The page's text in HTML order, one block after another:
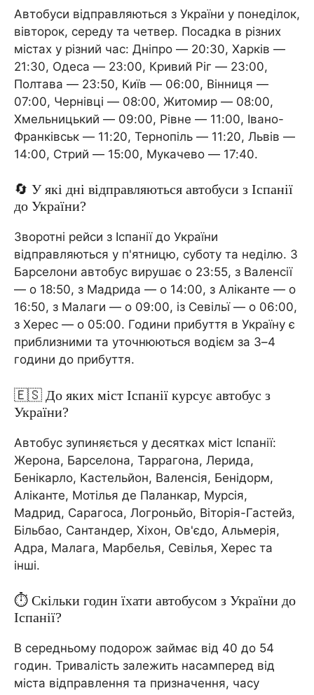
Автобуси відправляються з України у понеділок,
вівторок, середу та четвер. Посадка в різних
містах у різний час: Дніпро — 20:30, Харків —
21:30, Одеса — 23:00, Кривий Ріг — 23:00,
Полтава — 23:50, Київ — 06:00, Вінниця —
07:00, Чернівці — 08:00, Житомир — 08:00,
Хмельницький — 09:00, Рівне — 11:00, Івано-
Франківськ — 11:20, Тернопіль — 11:20, Львів —
14:00, Стрий — 15:00, Мукачево — 17:40.
🔄 У які дні відправляються автобуси з Іспанії
до України?
Зворотні рейси з Іспанії до України
відправляються у п'ятницю, суботу та неділю. З
Барселони автобус вирушає о 23:55, з Валенсії
— о 18:50, з Мадрида — о 14:00, з Аліканте — о
16:50, з Малаги — о 09:00, із Севільї — о 06:00,
з Херес — о 05:00. Години прибуття в Україну є
приблизними та уточнюються водієм за 3–4
години до прибуття.
🇪🇸 До яких міст Іспанії курсує автобус з
України?
Автобус зупиняється у десятках міст Іспанії:
Жерона, Барселона, Таррагона, Лерида,
Бенікарло, Кастельйон, Валенсія, Бенідорм,
Аліканте, Мотілья де Паланкар, Мурсія,
Мадрид, Сарагоса, Логроньйо, Віторія-Гастейз,
Більбао, Сантандер, Хіхон, Ов'єдо, Альмерія,
Адра, Малага, Марбелья, Севілья, Херес та
інші.
⏱️ Скільки годин їхати автобусом з України до
Іспанії?
В середньому подорож займає від 40 до 54
годин. Тривалість залежить насамперед від
міста відправлення та призначення, часу